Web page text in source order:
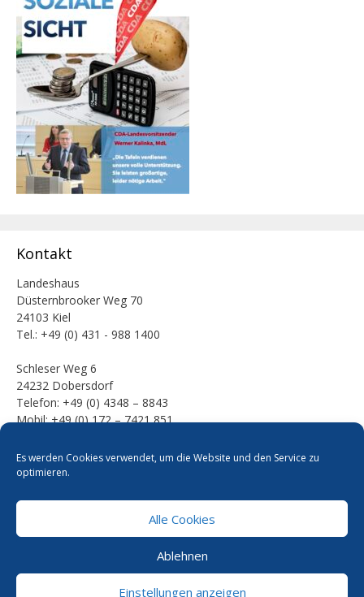
Es werden Cookies verwendet, um die Website und den Service zu
optimieren.
Alle Cookies
Ablehnen
Einstellungen anzeigen
Kontakt
Landeshaus
Düsternbrooker Weg 70
24103 Kiel
Tel.: +49 (0) 431 - 988 1400
Schleser Weg 6
24232 Dobersdorf
Telefon: +49 (0) 4348 – 8843
Mobil: +49 (0) 172 – 7421 851
E-Mail:
mail [at] werner-kalinka [dot] de
Pressefotos Datenschutzerklärung
Cookie-Richtlinie